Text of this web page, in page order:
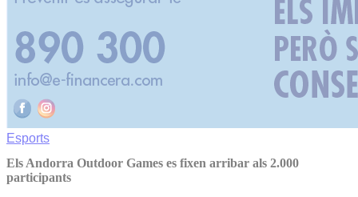
Esports
Els Andorra Outdoor Games es fixen arribar als 2.000
participants